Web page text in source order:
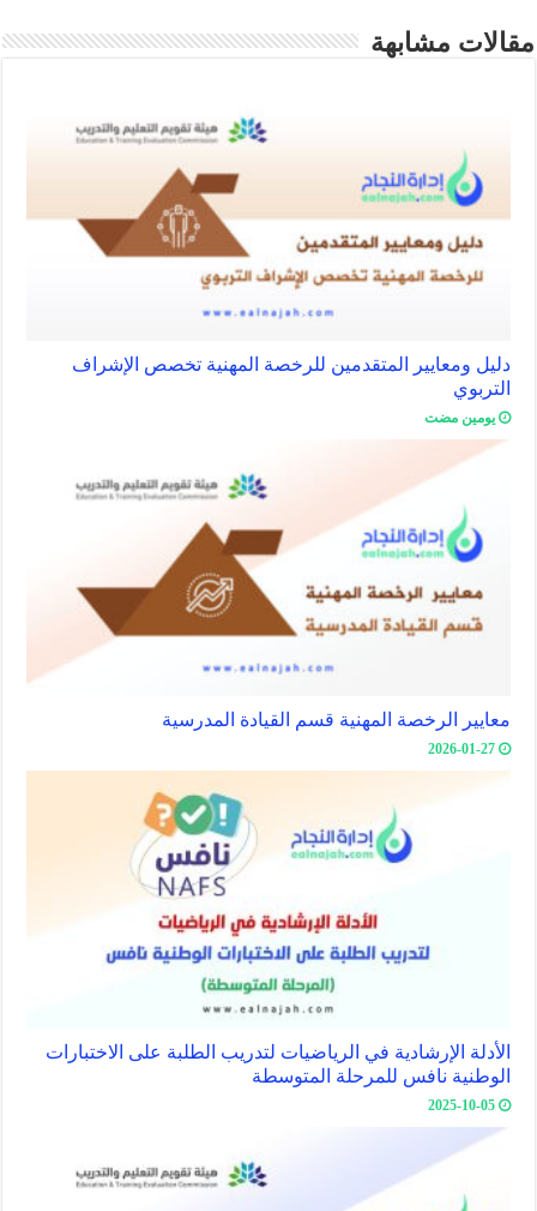
مقالات مشابهة
دليل ومعايير المتقدمين للرخصة المهنية تخصص الإشراف
التربوي
‏يومين مضت
معايير الرخصة المهنية قسم القيادة المدرسية
2026-01-27
الأدلة الإرشادية في الرياضيات لتدريب الطلبة على الاختبارات
الوطنية نافس للمرحلة المتوسطة
2025-10-05